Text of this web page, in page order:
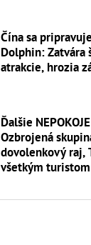
Čína sa
Dolphin: Zatvára
atrakcie, hrozia
Ďalšie
Ozbrojená
dovolenkový raj,
všetkým